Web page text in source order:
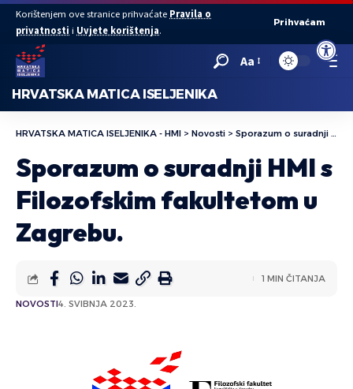
Open
Korištenjem ove stranice prihvaćate Pravila o
privatnosti i Uvjete korištenja.
Prihvaćam
Aa
HRVATSKA MATICA ISELJENIKA
HRVATSKA MATICA ISELJENIKA - HMI > Novosti > Sporazum o suradnji HMI s Filozofskim fakultetom u Zagrebu.
Sporazum o suradnji HMI s
Filozofskim fakultetom u
Zagrebu.
NOVOSTI4. SVIBNJA 2023.
1 MIN ČITANJA